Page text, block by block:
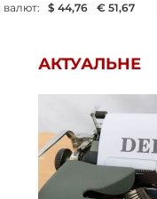
валют: $ 44,76 € 51,67
АКТУАЛЬНЕ